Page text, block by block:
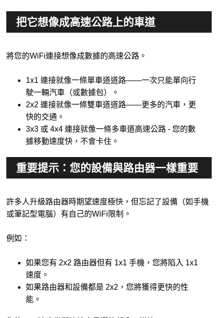
把它想像成高速公路上的車道
將您的WiFi連接想像成數據的高速公路。
1x1 連接就像一條單車道道路——一次只能單向行
駛一輛汽車（或數據包）。
2x2 連接就像一條雙車道道路——更多的汽車，更
快的交通。
3x3 或 4x4 連接就像一條多車道高速公路 - 您的數
據移動速度快，不會卡住。
重要提示：您的設備與路由器一樣重要
許多人升級路由器時期望速度極快，但忘記了設備（如手機
或筆記型電腦）有自己的WiFi限制。
例如：
如果您有 2x2 路由器但有 1x1 手機，您將陷入 1x1
速度。
如果路由器和設備都是 2x2，您將獲得更快的性
能。